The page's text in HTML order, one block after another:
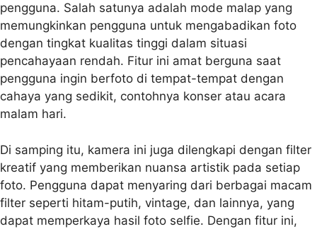
pengguna. Salah satunya adalah mode malap yang
memungkinkan pengguna untuk mengabadikan foto
dengan tingkat kualitas tinggi dalam situasi
pencahayaan rendah. Fitur ini amat berguna saat
pengguna ingin berfoto di tempat-tempat dengan
cahaya yang sedikit, contohnya konser atau acara
malam hari.
Di samping itu, kamera ini juga dilengkapi dengan filter
kreatif yang memberikan nuansa artistik pada setiap
foto. Pengguna dapat menyaring dari berbagai macam
filter seperti hitam-putih, vintage, dan lainnya, yang
dapat memperkaya hasil foto selfie. Dengan fitur ini,